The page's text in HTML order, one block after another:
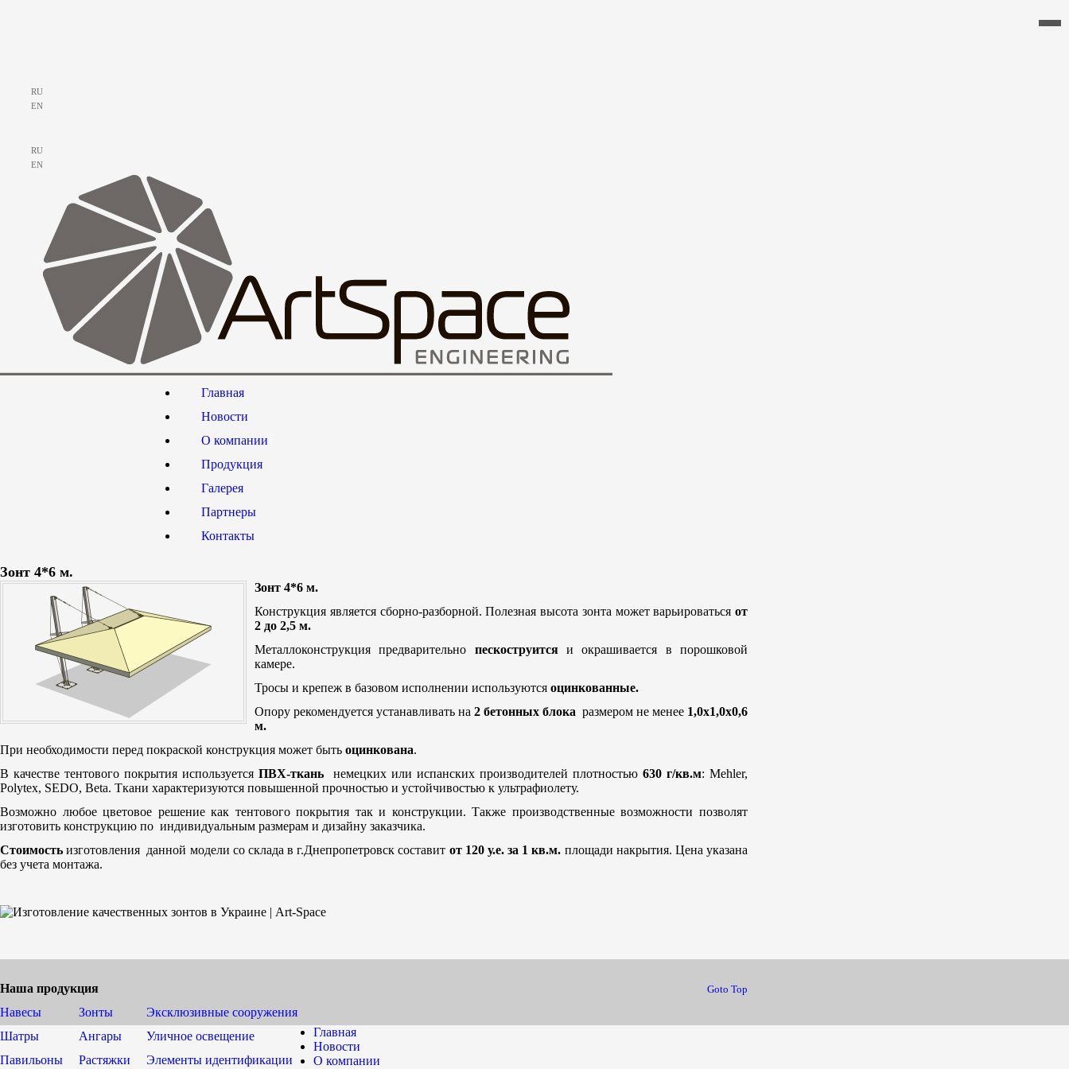
RU
EN
RU
EN
Главная
Новости
О компании
Продукция
Галерея
Партнеры
Контакты
Зонт 4*6 м.
Зонт 4*6 м.
Конструкция является сборно-разборной. Полезная высота зонта может варьироваться от
2 до 2,5 м.
Металлоконструкция предварительно пескоструитсяи окрашивается в порошковой
камере.
Тросы и крепеж в базовом исполнении используются оцинкованные.
Опору рекомендуется устанавливать на 2 бетонных блока размером не менее 1,0х1,0х0,6
м.
При необходимости перед покраской конструкция может быть оцинкована.
В качестве тентового покрытия используется ПВХ-ткань немецких или испанских производителей плотностью 630 г/кв.м: Mehler,
Polytex, SEDO, Beta. Ткани характеризуются повышенной прочностью и устойчивостью к ультрафиолету.
Возможно любое цветовое решение как тентового покрытия так и конструкции. Также производственные возможности позволят
изготовить конструкцию по индивидуальным размерам и дизайну заказчика.
Стоимость изготовления данной модели со склада в г.Днепропетровск составит от 120 у.е. за 1 кв.м. площади накрытия. Цена указана
без учета монтажа.
Наша продукция
Навесы
Шатры
Павильоны
Зонты
Ангары
Растяжки
Эксклюзивные сооружения
Уличное освещение
Элементы идентификации
Goto Top
Главная
Новости
О компании